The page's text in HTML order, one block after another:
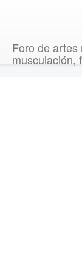
Foro de artes
musculación,